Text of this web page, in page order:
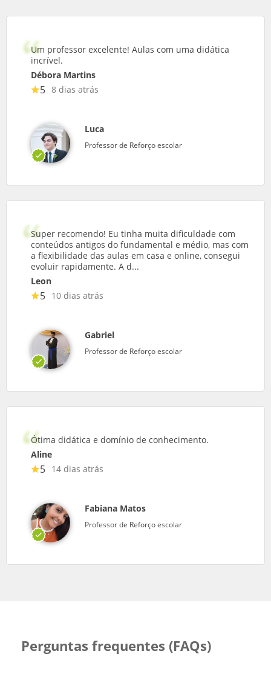
Um professor excelente! Aulas com uma didática
incrível.
Débora Martins
5 8 dias atrás
Luca
Professor de Reforço escolar
Super recomendo! Eu tinha muita dificuldade com
conteúdos antigos do fundamental e médio, mas com
a flexibilidade das aulas em casa e online, consegui
evoluir rapidamente. A d...
Leon
5 10 dias atrás
Gabriel
Professor de Reforço escolar
Ótima didática e domínio de conhecimento.
Aline
5 14 dias atrás
Fabiana Matos
Professor de Reforço escolar
Perguntas frequentes (FAQs)